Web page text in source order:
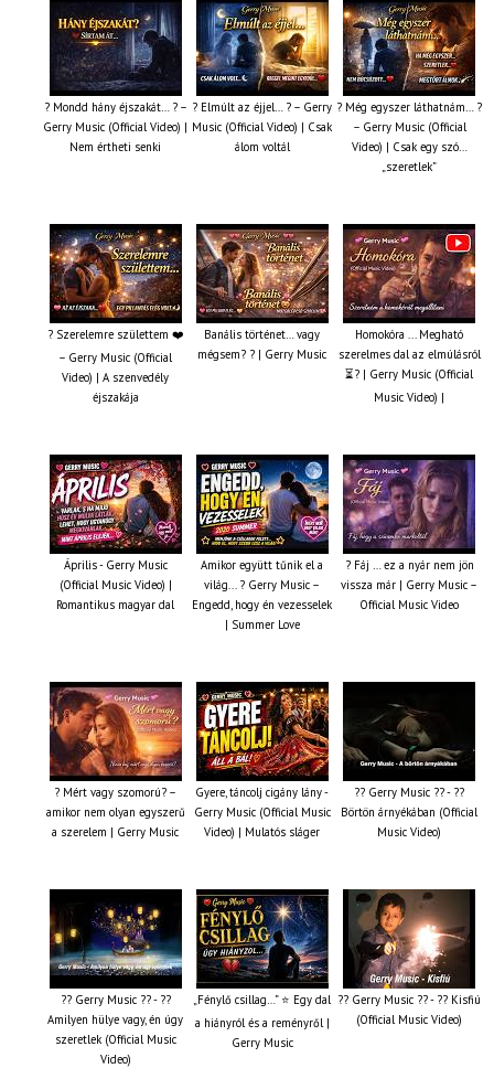
? Mondd hány éjszakát… ? –
Gerry Music (Official Video) |
Nem értheti senki
? Elmúlt az éjjel… ? – Gerry
Music (Official Video) | Csak
álom voltál
? Még egyszer láthatnám… ?
– Gerry Music (Official
Video) | Csak egy szó…
„szeretlek”
? Szerelemre születtem ❤️
– Gerry Music (Official
Video) | A szenvedély
éjszakája
Banális történet… vagy
mégsem? ? | Gerry Music
Homokóra ... Megható
szerelmes dal az elmúlásról
⏳? | Gerry Music (Official
Music Video) |
Április - Gerry Music
(Official Music Video) |
Romantikus magyar dal
Amikor együtt tűnik el a
világ... ? Gerry Music –
Engedd, hogy én vezesselek
| Summer Love
? Fáj … ez a nyár nem jön
vissza már | Gerry Music –
Official Music Video
? Mért vagy szomorú? –
amikor nem olyan egyszerű
a szerelem | Gerry Music
Gyere, táncolj cigány lány -
Gerry Music (Official Music
Video) | Mulatós sláger
?? Gerry Music ?? - ??
Börtön árnyékában (Official
Music Video)
?? Gerry Music ?? - ??
Amilyen hülye vagy, én úgy
szeretlek (Official Music
Video)
„Fénylő csillag…” ⭐ Egy dal
a hiányról és a reményről |
Gerry Music
?? Gerry Music ?? - ?? Kisfiú
(Official Music Video)